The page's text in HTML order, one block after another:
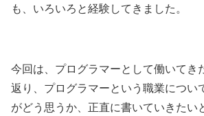
も、いろいろと経験してきました。
今回は、プログラマーとして働いてき
返り、プログラマーという職業につい
がどう思うか、正直に書いていきたい